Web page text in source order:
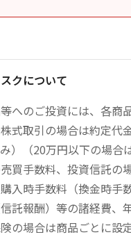
クについて
へのご投資には、各商
式取引の場合は約定代
）（20万円以下の場合
買手数料、投資信託の
入時手数料（換金時手
託報酬）等の諸経費、
の場合は商品ごとに設